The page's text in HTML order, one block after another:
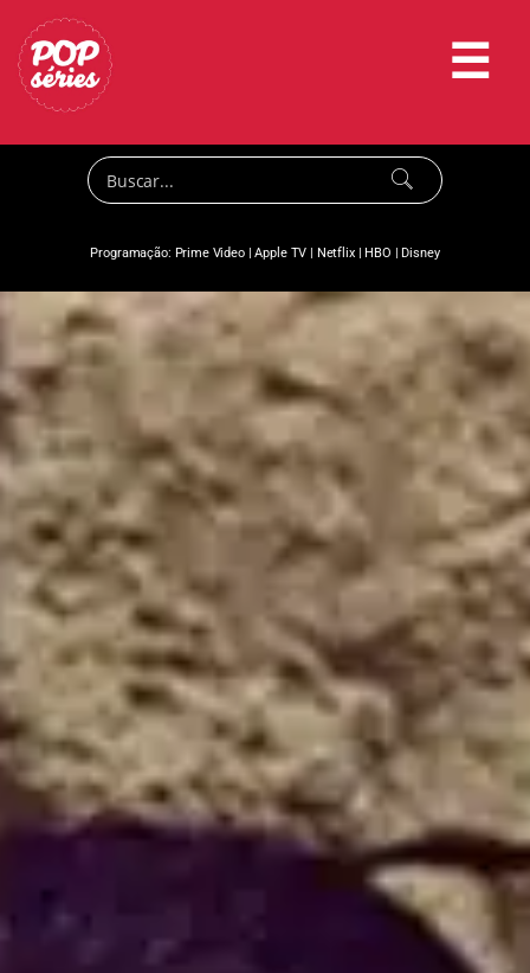
☰
Programação: Prime Video|Apple TV | Netflix|HBO |Disney